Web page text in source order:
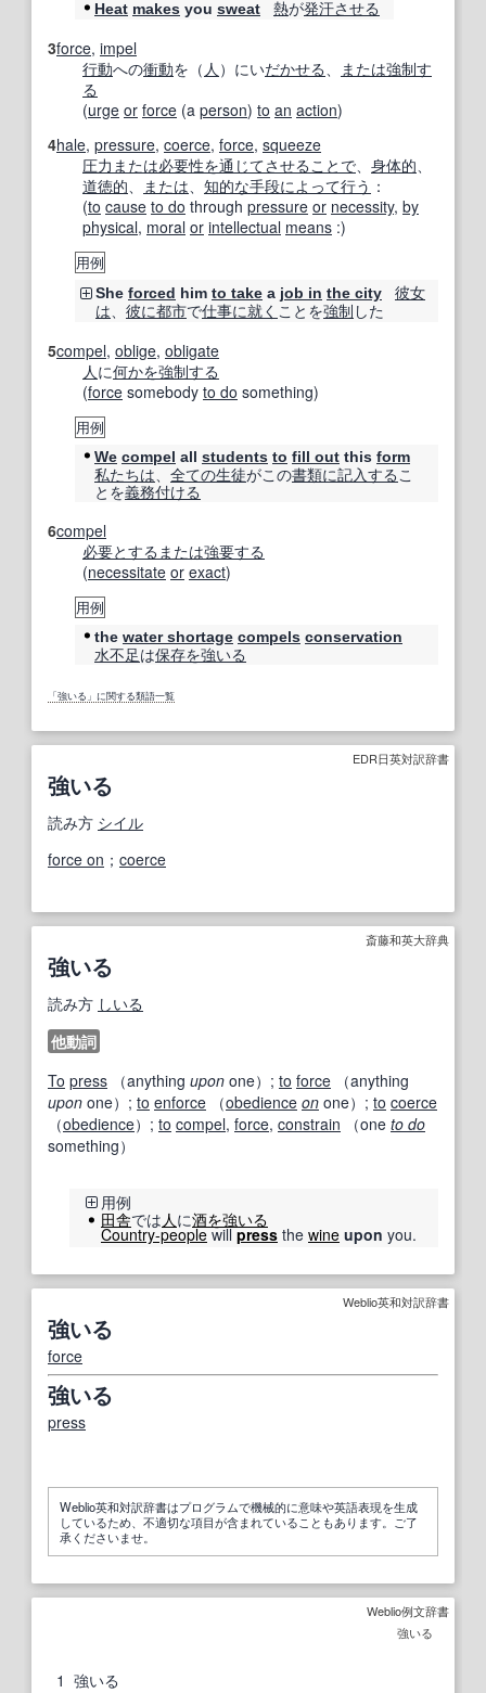
Heat makes you sweat 熱が発汗させる
3force, impel
行動への衝動を（ 人 ）にいだかせる または強制す
る
(urge or force (a person) to an action)
4hale, pressure, coerce, force, squeeze
圧力 または必要性を通じてさせる ことで 身体的
道徳的
または 知的な手段によって行う ：
(to cause to do through pressure or necessity, by
physical, moral or intellectual means :)
用例
She forced him to take a job in the city
彼女
は
彼に都市で仕事に就く ことを強制 した
5compel, oblige, obligate
人 に何かを強制する
(force somebody to do something)
用例
We compel all students to fill out this form
私たちは 全ての生徒がこの書類に記入する こ
とを義務付ける
6compel
必要とする または強要する
(necessitate or exact)
用例
the water shortage compels conservation
水不足は保存を強いる
「強いる」に関する類語一覧
EDR日英対訳辞書
強いる
読み方 シイル
force on ； coerce
斎藤和英大辞典
強いる
読み方 しいる
他動詞
To press （anything upon one）; to force （anything
upon one）; to enforce （obedience on one）; to coerce
（obedience）; to compel, force, constrain （one to do
something）
用例
田舎では人に酒を強いる
Country-peoplewillpress the wine upon you.
Weblio英和対訳辞書
強いる
force
強いる
press
Weblio英和対訳辞書はプログラムで機械的に意味や英語表現を生成
しているため、不適切な項目が含まれていることもあります。ご了
承くださいませ。
Weblio例文辞書
強いる
1 強いる